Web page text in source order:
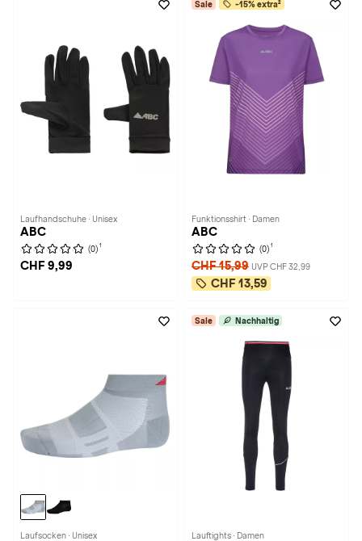
Laufhandschuhe · Unisex
ABC
(0) 1
CHF 9,99
Sale -15% extra²
Funktionsshirt · Damen
ABC
(0) 1
CHF 15,99 UVP CHF 32,99
CHF 13,59
Laufsocken · Unisex
Sale Nachhaltig
Lauftights · Damen